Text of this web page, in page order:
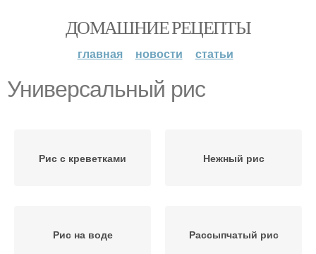
ДОМАШНИЕ РЕЦЕПТЫ
главная новости статьи
Универсальный рис
Рис с креветками Нежный рис
Рис на воде Рассыпчатый рис